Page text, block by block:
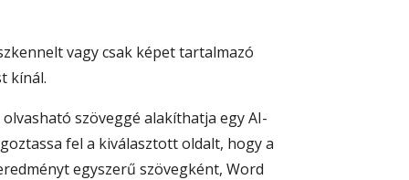
vagy csak képet tartalmazó
kínál.
szöveggé alakíthatja egy AI-
fel a kiválasztott oldalt, hogy a
egyszerű szövegként, Word